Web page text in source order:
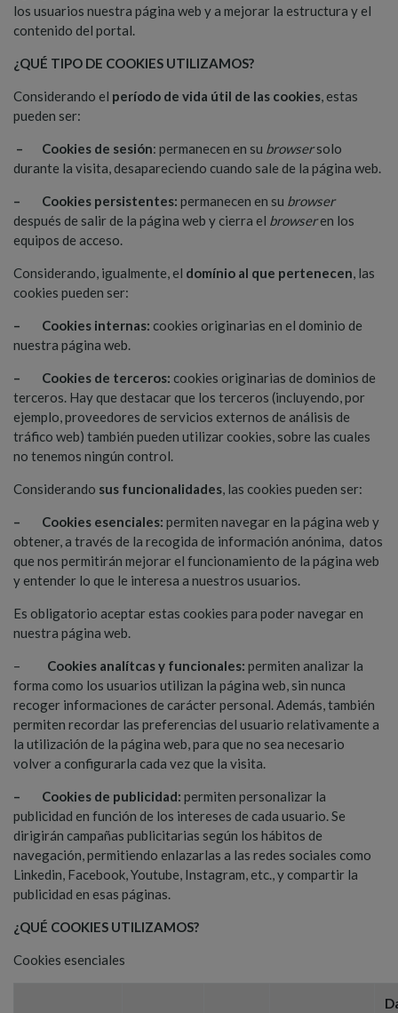
los usuarios nuestra página web y a mejorar la estructura y el
contenido del portal.
¿QUÉ TIPO DE COOKIES UTILIZAMOS?
Considerando el período de vida útil de las cookies, estas
pueden ser:
– Cookies de sesión: permanecen en su browsersolo
durante la visita, desapareciendo cuando sale de la página web.
– Cookies persistentes: permanecen en su browser
después de salir de la página web y cierra el browseren los
equipos de acceso.
Considerando, igualmente, el domínio al que pertenecen, las
cookies pueden ser:
– Cookies internas: cookies originarias en el dominio de
nuestra página web.
– Cookies de terceros: cookies originarias de dominios de
terceros. Hay que destacar que los terceros (incluyendo, por
ejemplo, proveedores de servicios externos de análisis de
tráfico web) también pueden utilizar cookies, sobre las cuales
no tenemos ningún control.
Considerando sus funcionalidades, las cookies pueden ser:
– Cookies esenciales: permiten navegar en la página web y
obtener, a través de la recogida de información anónima, datos
que nos permitirán mejorar el funcionamiento de la página web
y entender lo que le interesa a nuestros usuarios.
Es obligatorio aceptar estas cookies para poder navegar en
nuestra página web.
– Cookies analítcas y funcionales: permiten analizar la
forma como los usuarios utilizan la página web, sin nunca
recoger informaciones de carácter personal. Además, también
permiten recordar las preferencias del usuario relativamente a
la utilización de la página web, para que no sea necesario
volver a configurarla cada vez que la visita.
– Cookies de publicidad: permiten personalizar la
publicidad en función de los intereses de cada usuario. Se
dirigirán campañas publicitarias según los hábitos de
navegación, permitiendo enlazarlas a las redes sociales como
Linkedin, Facebook, Youtube, Instagram, etc., y compartir la
publicidad en esas páginas.
¿QUÉ COOKIES UTILIZAMOS?
Cookies esenciales